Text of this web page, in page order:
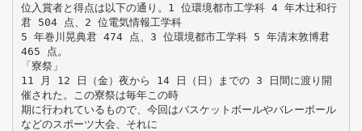
位入賞者と得点は以下の通り。1 位環境都市工学科 4 年木辻和行
君 504 点、2 位電気情報工学科
5 年巻川晃典君 474 点、3 位環境都市工学科 5 年清末敦博君
465 点。
「寮祭」
11 月 12 日（金）夜から 14 日（日）までの 3 日間に渡り開
催された。この寮祭は毎年この時
期に行われているもので、今回はバスケットボールやバレーボール
などのスポーツ大会、それに